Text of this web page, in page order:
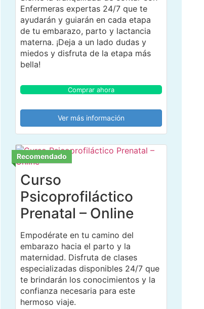
Enfermeras expertas 24/7 que te
ayudarán y guiarán en cada etapa
de tu embarazo, parto y lactancia
materna. ¡Deja a un lado dudas y
miedos y disfruta de la etapa más
bella!
Comprar ahora
Ver más información
Recomendado
Curso
Psicoprofiláctico
Prenatal – Online
Empodérate en tu camino del
embarazo hacia el parto y la
maternidad. Disfruta de clases
especializadas disponibles 24/7 que
te brindarán los conocimientos y la
confianza necesaria para este
hermoso viaje.